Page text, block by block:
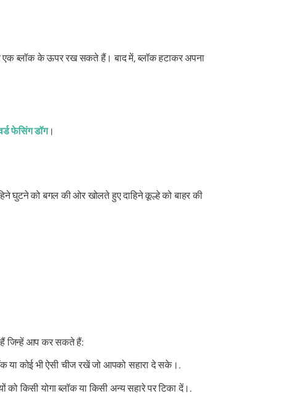
ब्लॉक के ऊपर रख सकते हैं। बाद में, ब्लॉक हटाकर अपना
फेसिंग डॉग।
घुटने को बगल की ओर खोलते हुए दाहिने कूल्हे को बाहर की
हैं जिन्हें आप कर सकते हैं:
या कोई भी ऐसी चीज रखें जो आपको सहारा दे सके।.
किसी योगा ब्लॉक या किसी अन्य सहारे पर टिका दें।.